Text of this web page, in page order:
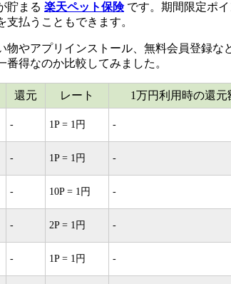
貯まる 楽天ペット保険です。期間限定ポイ
払うこともできます。
物やアプリインストール、無料会員登録な
得なのか比較してみました。
還元 レート 1万円利用時の還元
- 1P = 1円 -
- 1P = 1円 -
- 10P = 1円 -
- 2P = 1円 -
- 1P = 1円 -